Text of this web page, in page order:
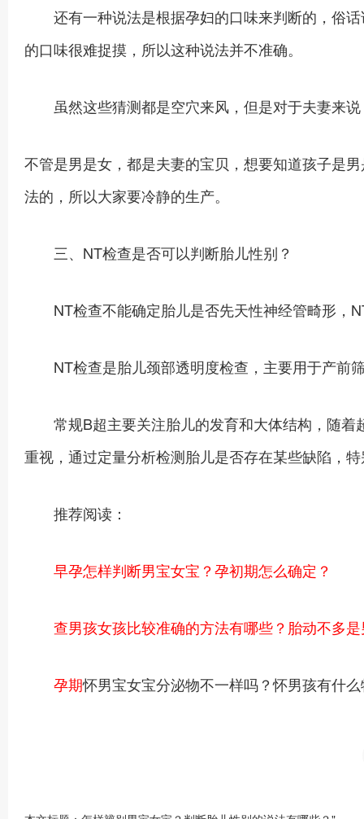
还有一种说法是根据孕妇的口味来判断的，俗话
的口味很难捉摸，所以这种说法并不准确。
虽然这些猜测都是空穴来风，但是对于夫妻来说
不管是男是女，都是夫妻的宝贝，想要知道孩子是
法的，所以大家要冷静的生产。
三、NT检查是否可以判断胎儿性别？
NT检查不能确定胎儿是否先天性神经管畸形，
NT检查是胎儿颈部透明度检查，主要用于产前
常规B超主要关注胎儿的发育和大体结构，随着
重视，通过定量分析检测胎儿是否存在某些缺陷，
推荐阅读：
早孕怎样判断男宝女宝？孕初期怎么确定？
查男孩女孩比较准确的方法有哪些？胎动不多
孕期怀男宝女宝分泌物不一样吗？怀男孩有什